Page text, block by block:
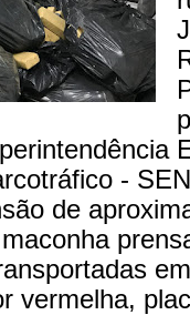
-
de
vermelha,